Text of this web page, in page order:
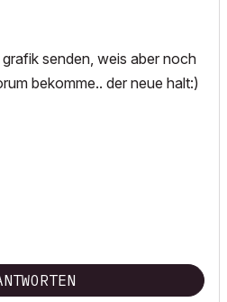
senden, weis aber noch
bekomme.. der neue halt:)